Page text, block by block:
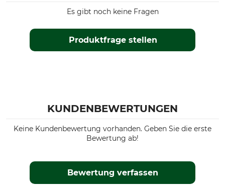
Produktfrage stellen
Es gibt noch keine Fragen
KUNDENBEWERTUNGEN
Keine Kundenbewertung vorhanden. Geben Sie die erste
Bewertung ab!
Bewertung verfassen